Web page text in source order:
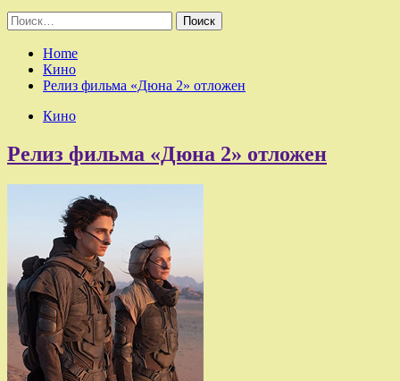
Найти:
Home
Кино
Релиз фильма «Дюна 2» отложен
Кино
Релиз фильма «Дюна 2» отложен